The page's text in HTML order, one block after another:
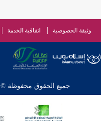
وثيقة الخصوصية اتفاقية الخدمة
جميع الحقوق محفوظة © 2026 - 1998 لشبكة إسلام ويب